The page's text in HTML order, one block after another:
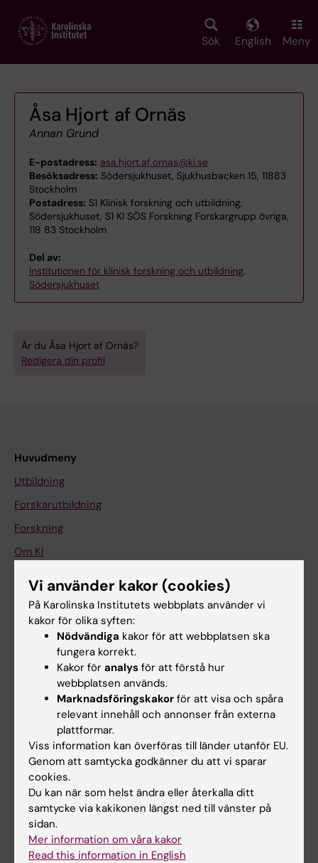
main
Sök English Meny
Åsa Hjort af Ornäs
Annan Grund
E-postadress: asa.hjort.af.ornas@ki.se
Besöksadress: Södersjukhuset, Sjukhusbacken 15, 11883
Stockholm
Postadress: S1 Klinisk forskning och utbildning,
Södersjukhuset, S1 KI SÖS Forskning Forskargrupp övriga,
118 83 Stockholm
Del av:
Institutionen för klinisk forskning och utbildning,
Södersjukhuset
Är du Åsa Hjort af Ornäs?
Redigera din profil
Huvudmeny
Utbildning
Forskarutbildning
Forskning
Om KI
På gång
Nyheter
Kalender
Schema
Studentmejlen
Kurs- och programwebbar
Student på KI
Vi använder kakor (cookies)
På Karolinska Institutets webbplats använder vi
kakor för olika syften:
Nödvändiga kakor för att webbplatsen ska
fungera korrekt.
Kakor för analys för att förstå hur
webbplatsen används.
Marknadsföringskakor för att visa och spåra
relevant innehåll och annonser från externa
plattformar.
Viss information kan överföras till länder utanför EU.
Genom att samtycka godkänner du att vi sparar
cookies.
Du kan när som helst ändra eller återkalla ditt
samtycke via kakikonen längst ned till vänster på
sidan.
Mer information om våra kakor
Read this information in English